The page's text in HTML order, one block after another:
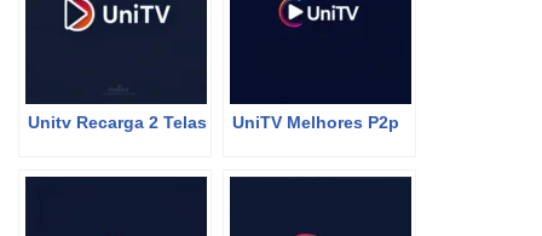
Unitv Recarga 2 Telas UniTV Melhores P2p